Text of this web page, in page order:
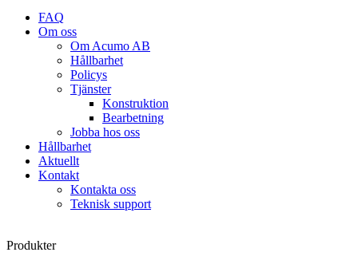
FAQ
Om oss
Om Acumo AB
Hållbarhet
Policys
Tjänster
Konstruktion
Bearbetning
Jobba hos oss
Hållbarhet
Aktuellt
Kontakt
Kontakta oss
Teknisk support
Produkter